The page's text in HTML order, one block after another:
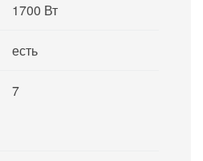
1700 Вт
есть
7